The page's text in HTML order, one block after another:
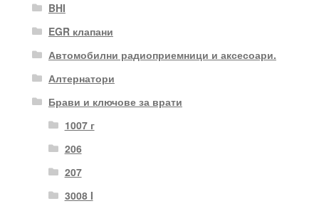
BHI
EGR клапани
Автомобилни радиоприемници и аксесоари.
Алтернатори
Брави и ключове за врати
1007 г
206
207
3008 I